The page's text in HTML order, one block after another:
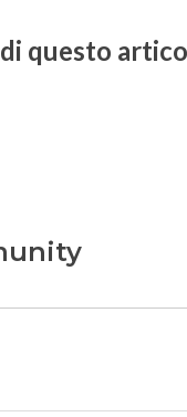
questo